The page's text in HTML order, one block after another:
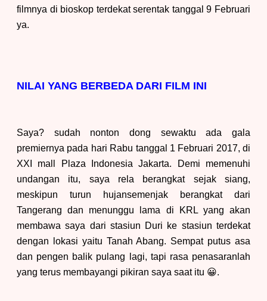
filmnya di bioskop terdekat serentak tanggal 9 Februari
ya.
NILAI YANG BERBEDA DARI FILM INI
Saya? sudah nonton dong sewaktu ada gala
premiernya pada hari Rabu tanggal 1 Februari 2017, di
XXI mall Plaza Indonesia Jakarta. Demi memenuhi
undangan itu, saya rela berangkat sejak siang,
meskipun turun hujansemenjak berangkat dari
Tangerang dan menunggu lama di KRL yang akan
membawa saya dari stasiun Duri ke stasiun terdekat
dengan lokasi yaitu Tanah Abang. Sempat putus asa
dan pengen balik pulang lagi, tapi rasa penasaranlah
yang terus membayangi pikiran saya saat itu 😀.